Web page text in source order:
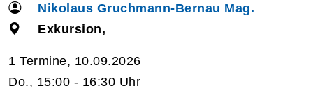
Nikolaus Gruchmann-Bernau Mag.
Exkursion,
1 Termine, 10.09.2026
Do., 15:00 - 16:30 Uhr